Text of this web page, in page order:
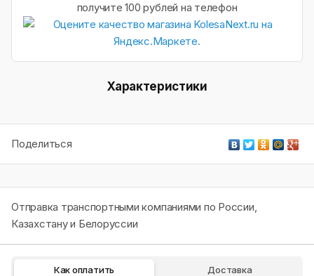
получите 100 рублей на телефон
Характеристики
Поделиться
Отправка транспортными компаниями по России,
Казахстану и Белоруссии
Как оплатить Доставка